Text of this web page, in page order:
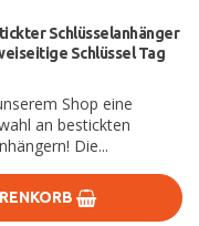
Schlüsselanhänger
Schlüssel Tag
Shop eine
an bestickten
Die...